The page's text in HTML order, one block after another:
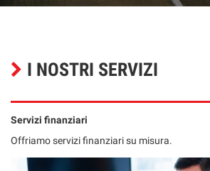
I NOSTRI SERVIZI
Servizi finanziari
Offriamo servizi finanziari su misura.